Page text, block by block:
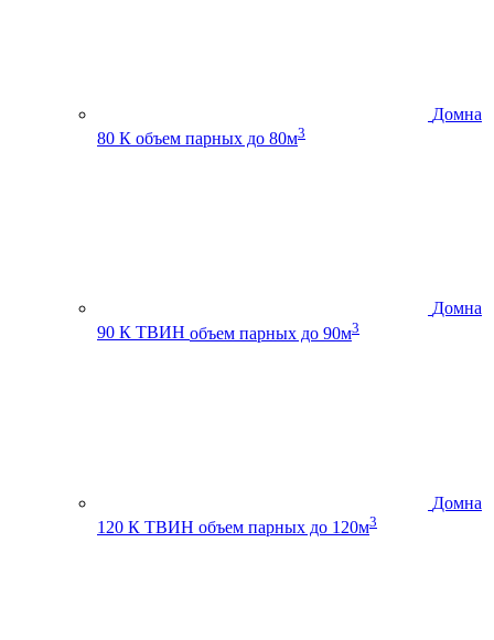
Домна
80 К объем парных до 80м3
Домна
90 К ТВИН объем парных до 90м3
Домна
120 К ТВИН объем парных до 120м3